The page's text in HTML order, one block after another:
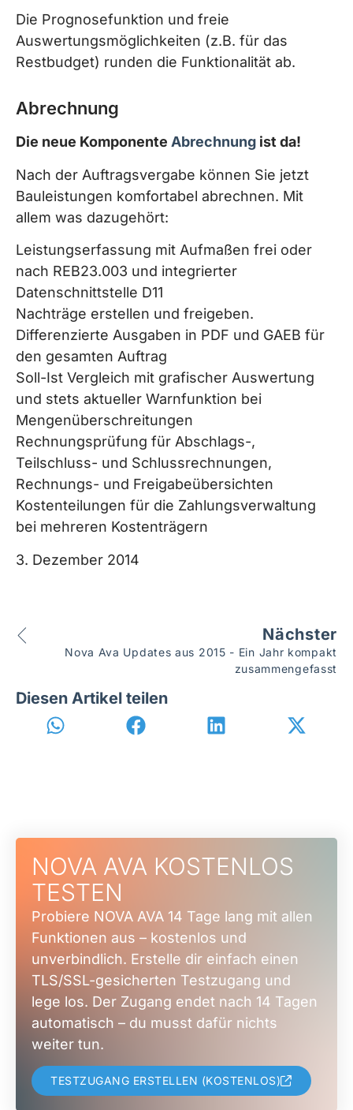
Die Prognosefunktion und freie
Auswertungsmöglichkeiten (z.B. für das
Restbudget) runden die Funktionalität ab.
Abrechnung
Die neue Komponente Abrechnung ist da!
Nach der Auftragsvergabe können Sie jetzt
Bauleistungen komfortabel abrechnen. Mit
allem was dazugehört:
Leistungserfassung mit Aufmaßen frei oder
nach REB23.003 und integrierter
Datenschnittstelle D11
Nachträge erstellen und freigeben.
Differenzierte Ausgaben in PDF und GAEB für
den gesamten Auftrag
Soll-Ist Vergleich mit grafischer Auswertung
und stets aktueller Warnfunktion bei
Mengenüberschreitungen
Rechnungsprüfung für Abschlags-,
Teilschluss- und Schlussrechnungen,
Rechnungs- und Freigabeübersichten
Kostenteilungen für die Zahlungsverwaltung
bei mehreren Kostenträgern
3. Dezember 2014
Nächster
Nova Ava Updates aus 2015 - Ein Jahr kompakt
zusammengefasst
Diesen Artikel teilen
NOVA AVA KOSTENLOS
TESTEN
Probiere NOVA AVA 14 Tage lang mit allen
Funktionen aus – kostenlos und
unverbindlich. Erstelle dir einfach einen
TLS/SSL-gesicherten Testzugang und
lege los. Der Zugang endet nach 14 Tagen
automatisch – du musst dafür nichts
weiter tun.
TESTZUGANG ERSTELLEN (KOSTENLOS)